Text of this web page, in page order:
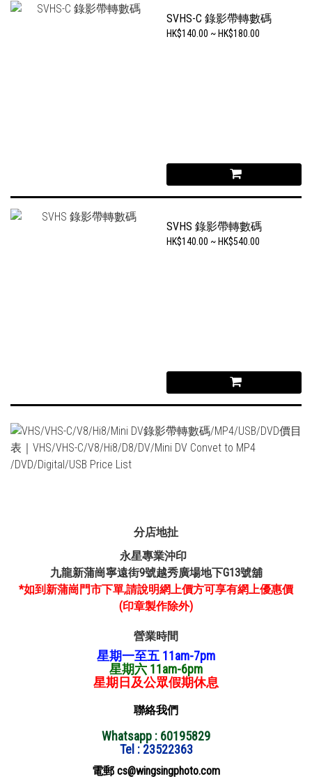
SVHS-C 錄影帶轉數碼
HK$140.00 ~ HK$180.00
SVHS 錄影帶轉數碼
HK$140.00 ~ HK$540.00
分店地扯
永星專業沖印
九龍新蒲崗寧遠街9號越秀廣場地下G13號舖
*如到新蒲崗門市下單,請說明網上價方可享有網上優惠價
(印章製作除外)
營業時間
星期一至五 11am-7pm
星期六 11am-6pm
星期日及公眾假期休息
聯絡我們
Whatsapp : 60195829
Tel : 23522363
電郵 cs@wingsingphoto.com